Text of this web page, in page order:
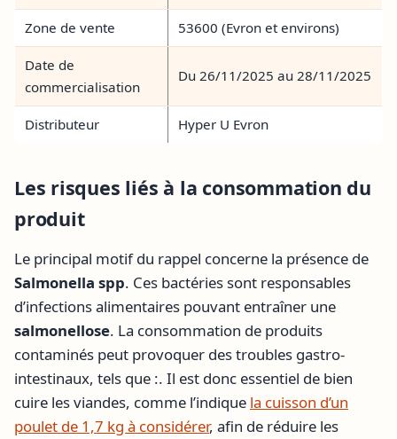
Zone de vente 53600 (Evron et environs)
Date de
commercialisation
Du 26/11/2025 au 28/11/2025
Distributeur Hyper U Evron
Les risques liés à la consommation du
produit
Le principal motif du rappel concerne la présence de
Salmonella spp. Ces bactéries sont responsables
d’infections alimentaires pouvant entraîner une
salmonellose. La consommation de produits
contaminés peut provoquer des troubles gastro-
intestinaux, tels que :. Il est donc essentiel de bien
cuire les viandes, comme l’indique la cuisson d’un
poulet de 1,7 kg à considérer, afin de réduire les